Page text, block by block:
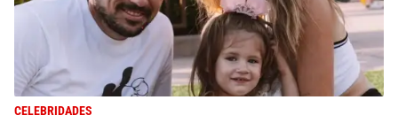
CELEBRIDADES